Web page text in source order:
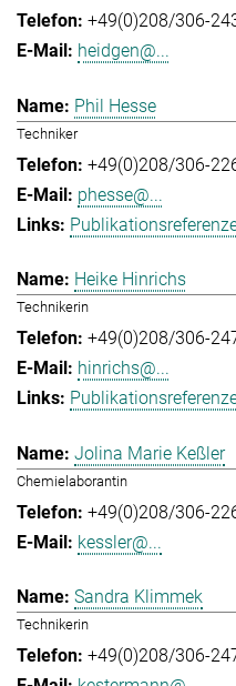
+49(0)208/306-
heidgen@...
Phil Hesse
Techniker
+49(0)208/306-
phesse@...
Heike Hinrichs
Technikerin
+49(0)208/306-
hinrichs@...
Jolina Marie Keßler
Chemielaborantin
+49(0)208/306-
kessler@...
Sandra Klimmek
Technikerin
+49(0)208/306-